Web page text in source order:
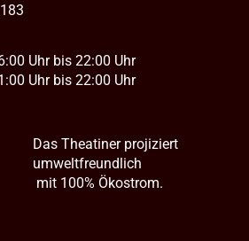
Uhr bis 22:00 Uhr
Uhr bis 22:00 Uhr
Das Theatiner projiziert
umweltfreundlich
mit 100% Ökostrom.